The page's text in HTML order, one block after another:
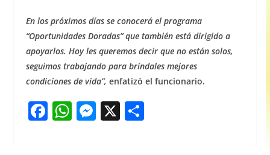
En los próximos días se conoceráel programa
“Oportunidades Doradas”que también está dirigido a
apoyarlos. Hoy les queremos decir que no están solos,
seguimos trabajando para bríndales mejores
condiciones de vida”, enfatizó el funcionario.
F W M X S